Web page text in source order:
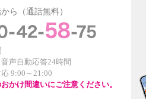
ら（通話無料）
声自動応答24時間
9:00～21:00
かけ間違いにご注意ください。